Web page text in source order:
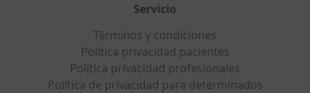
Servicio
Términos y condiciones
Política privacidad pacientes
Política privacidad profesionales
Política de privacidad para determinados